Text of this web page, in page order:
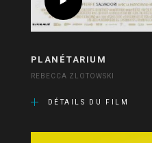
PLANÉTARIUM
REBECCA ZLOTOWSKI
DÉTAILS DU FILM